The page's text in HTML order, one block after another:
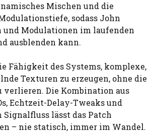
Mischen und die
sodass John
und Modulationen im laufenden
ausblenden kann.
Fähigkeit des Systems, komplexe,
Texturen zu erzeugen, ohne die
Die Kombination aus
Echtzeit-Delay-Tweaks und
Signalfluss lässt das Patch
– nie statisch, immer im Wandel.